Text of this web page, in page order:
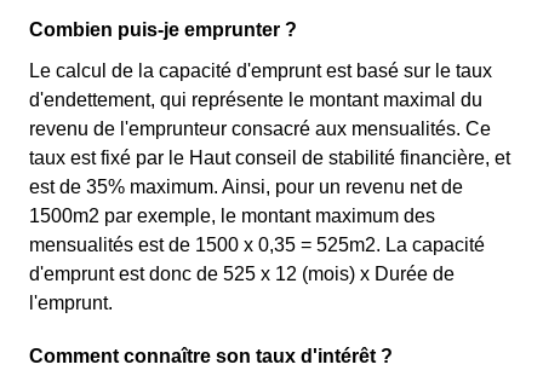
Combien puis-je emprunter ?
Le calcul de la capacité d'emprunt est basé sur le taux
d'endettement, qui représente le montant maximal du
revenu de l'emprunteur consacré aux mensualités. Ce
taux est fixé par le Haut conseil de stabilité financière, et
est de 35% maximum. Ainsi, pour un revenu net de
1500m2 par exemple, le montant maximum des
mensualités est de 1500 x 0,35 = 525m2. La capacité
d'emprunt est donc de 525 x 12 (mois) x Durée de
l'emprunt.
Comment connaître son taux d'intérêt ?